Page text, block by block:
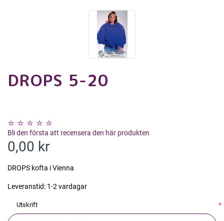
DROPS 5-20
Bli den första att recensera den här produkten
0,00 kr
DROPS kofta i Vienna
Leveranstid: 1-2 vardagar
Utskrift *